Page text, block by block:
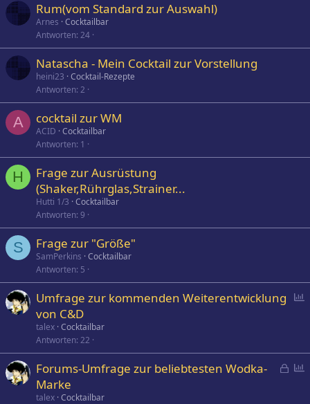
Rum(vom Standard zur Auswahl)
Arnes Cocktailbar
Antworten 24
Natascha - Mein Cocktail zur Vorstellung
heini23 Cocktail-Rezepte
Antworten 2
A cocktail zur WM
ACID Cocktailbar
Antworten 1
H
Frage zur Ausrüstung
(Shaker,Rührglas,Strainer...
Hutti 1/3 Cocktailbar
Antworten 9
S Frage zur "Größe"
SamPerkins Cocktailbar
Antworten 5
Umfrage zur kommenden Weiterentwicklung
von C&D
talex Cocktailbar
Antworten 22
G
Forums-Umfrage zur beliebtesten Wodka-
Marke
talex Cocktailbar